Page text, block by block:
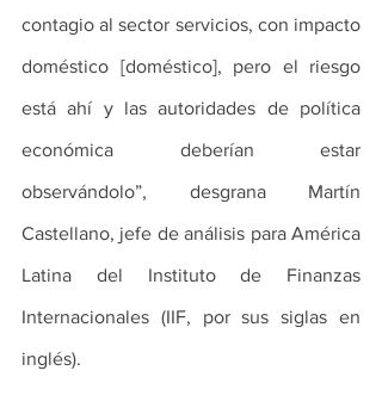
contagio al sector servicios, con impacto
doméstico [doméstico], pero el riesgo
está ahí y las autoridades de política
económica deberían estar
observándolo”, desgrana Martín
Castellano, jefe de análisis para América
Latina del Instituto de Finanzas
Internacionales (IIF, por sus siglas en
inglés).